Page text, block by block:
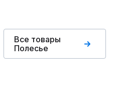
Все товары
Полесье